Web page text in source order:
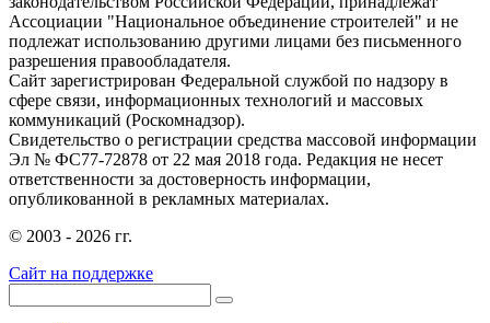
Ассоциации "Национальное объединение строителей" и не
подлежат использованию другими лицами без письменного
разрешения правообладателя.
Сайт зарегистрирован Федеральной службой по надзору в
сфере связи, информационных технологий и массовых
коммуникаций (Роскомнадзор).
Свидетельство о регистрации средства массовой информации
Эл № ФС77-72878 от 22 мая 2018 года. Редакция не несет
ответственности за достоверность информации,
опубликованной в рекламных материалах.
© 2003 - 2026 гг.
Сайт на поддержке